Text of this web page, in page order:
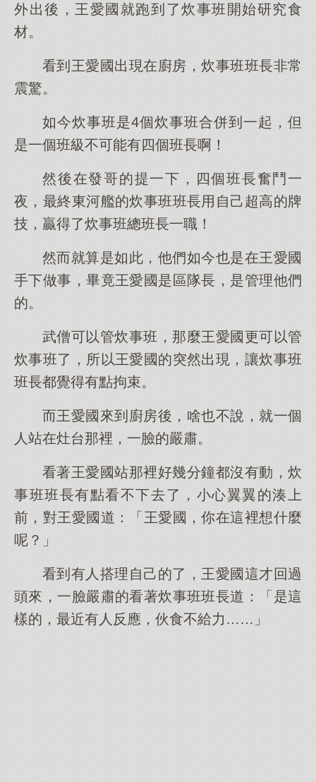
外出後，王愛國就跑到了炊事班開始研究食
材。
看到王愛國出現在廚房，炊事班班長非常
震驚。
如今炊事班是4個炊事班合併到一起，但
是一個班級不可能有四個班長啊！
然後在發哥的提一下，四個班長奮鬥一
夜，最終東河艦的炊事班班長用自己超高的牌
技，贏得了炊事班總班長一職！
然而就算是如此，他們如今也是在王愛國
手下做事，畢竟王愛國是區隊長，是管理他們
的。
武僧可以管炊事班，那麼王愛國更可以管
炊事班了，所以王愛國的突然出現，讓炊事班
班長都覺得有點拘束。
而王愛國來到廚房後，啥也不說，就一個
人站在灶台那裡，一臉的嚴肅。
看著王愛國站那裡好幾分鐘都沒有動，炊
事班班長有點看不下去了，小心翼翼的湊上
前，對王愛國道：「王愛國，你在這裡想什麼
呢？」
看到有人搭理自己的了，王愛國這才回過
頭來，一臉嚴肅的看著炊事班班長道：「是這
樣的，最近有人反應，伙食不給力……」